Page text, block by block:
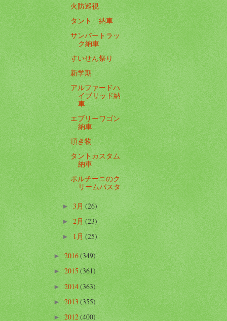
火防巡視
タント 納車
サンバートラッ
ク納車
すいせん祭り
新学期
アルファードハ
イブリッド納
車
エブリーワゴン
納車
頂き物
タントカスタム
納車
ポルチーニのク
リームパスタ
► 3月(26)
►2月(23)
►1月(25)
►2016(349)
►2015(361)
►2014(363)
►2013(355)
►2012(400)